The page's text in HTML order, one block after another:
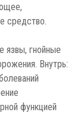
средство.
язвы, гнойные
Внутрь:
функцией